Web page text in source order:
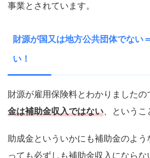
事業とされています。
財源が国又は地方公共団体でない
い！
財源が雇用保険料とわかりましたの
金は補助金収入ではない、というこ
助成金といういかにも補助金のよう
っても必ずしも補助金収入になら